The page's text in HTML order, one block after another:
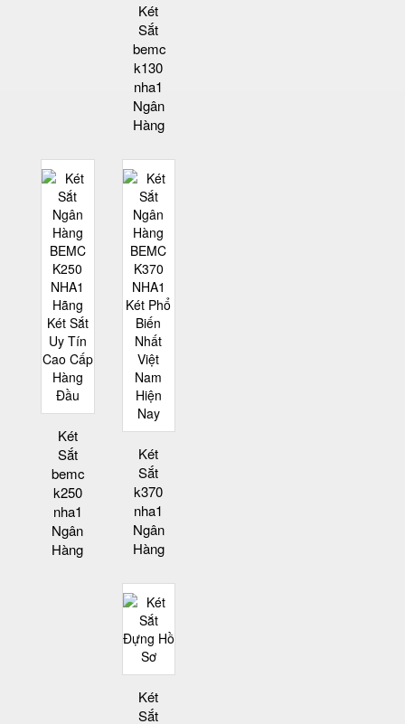
Két
Sắt
bemc
k130
nha1
Ngân
Hàng
Két
Sắt
bemc
k250
nha1
Ngân
Hàng
Két
Sắt
k370
nha1
Ngân
Hàng
Két
Sắt